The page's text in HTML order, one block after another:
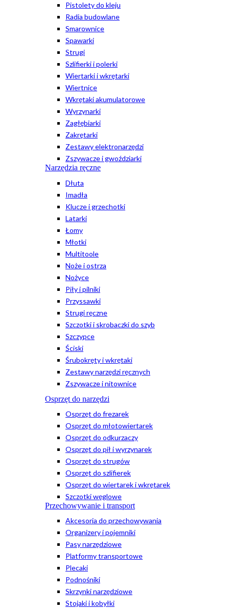
Pistolety do kleju
Radia budowlane
Smarownice
Spawarki
Strugi
Szlifierki i polerki
Wiertarki i wkrętarki
Wiertnice
Wkrętaki akumulatorowe
Wyrzynarki
Zagłębiarki
Zakrętarki
Zestawy elektronarzędzi
Zszywacze i gwoździarki
Narzędzia ręczne
Dłuta
Imadła
Klucze i grzechotki
Latarki
Łomy
Młotki
Multitoole
Noże i ostrza
Nożyce
Piły i pilniki
Przyssawki
Strugi ręczne
Szczotki i skrobaczki do szyb
Szczypce
Ściski
Śrubokręty i wkrętaki
Zestawy narzędzi ręcznych
Zszywacze i nitownice
Osprzęt do narzędzi
Osprzęt do frezarek
Osprzęt do młotowiertarek
Osprzęt do odkurzaczy
Osprzęt do pił i wyrzynarek
Osprzęt do strugów
Osprzęt do szlifierek
Osprzęt do wiertarek i wkrętarek
Szczotki węglowe
Przechowywanie i transport
Akcesoria do przechowywania
Organizery i pojemniki
Pasy narzędziowe
Platformy transportowe
Plecaki
Podnośniki
Skrzynki narzędziowe
Stojaki i kobyłki